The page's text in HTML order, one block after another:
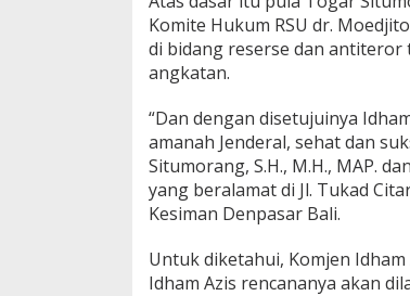
Komite Hukum RSU dr.
di bidang reserse dan
angkatan.
“Dan dengan disetujuinya
amanah Jenderal, sehat dan
Situmorang, S.H., M.H., MAP.
yang beralamat di Jl. Tukad
Kesiman Denpasar Bali.
Untuk diketahui, Komjen
Idham Azis rencananya akan